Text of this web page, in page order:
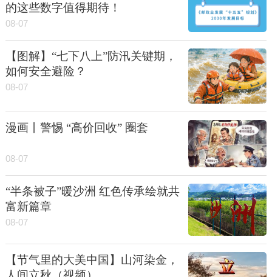
的这些数字值得期待！
08-07
【图解】“七下八上”防汛关键期，
如何安全避险？
08-07
漫画丨警惕 “高价回收” 圈套
08-07
“半条被子”暖沙洲 红色传承绘就共
富新篇章
08-07
【节气里的大美中国】山河染金，